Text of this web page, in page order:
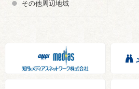
その他周辺地域